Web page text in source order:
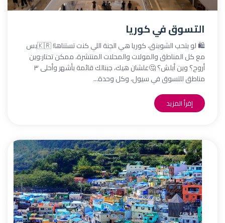
التسوق في كوريا
🛍️ لو بتحب الشوبنق، كوريا هي الجنة اللي كنت تستناها! 🇰🇷بس
مع كل المناطق والمولات والمحلات المنتشرة، ممكن تحتار:وين
أروح؟ وين أبلش؟ 🤔علشان هيك، جبنالك قائمة بأشهر وأحلى ٣
مناطق للتسوق في سيول، وكل وحدة...
إقرأ المزيد